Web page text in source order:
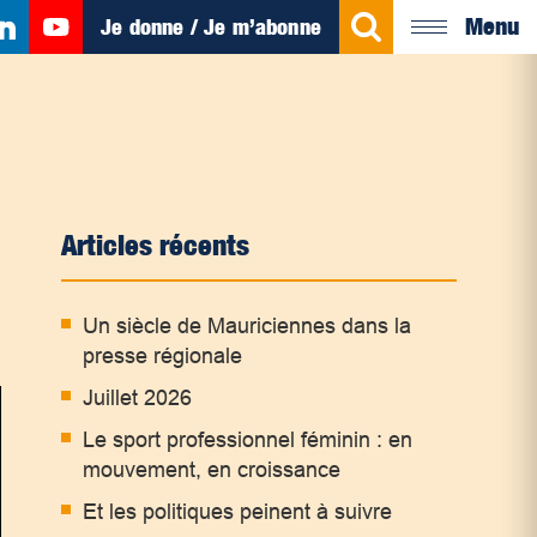
Je donne / Je m’abonne Menu
Articles récents
Un siècle de Mauriciennes dans la
presse régionale
Juillet 2026
Le sport professionnel féminin : en
mouvement, en croissance
Et les politiques peinent à suivre